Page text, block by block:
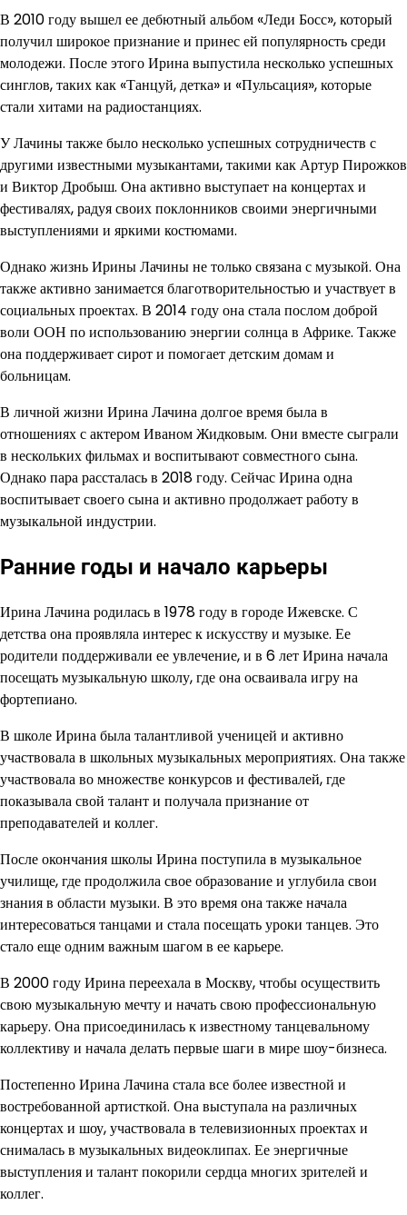
В 2010 году вышел ее дебютный альбом «Леди Босс», который
получил широкое признание и принес ей популярность среди
молодежи. После этого Ирина выпустила несколько успешных
синглов, таких как «Танцуй, детка» и «Пульсация», которые
стали хитами на радиостанциях.
У Лачины также было несколько успешных сотрудничеств с
другими известными музыкантами, такими как Артур Пирожков
и Виктор Дробыш. Она активно выступает на концертах и
фестивалях, радуя своих поклонников своими энергичными
выступлениями и яркими костюмами.
Однако жизнь Ирины Лачины не только связана с музыкой. Она
также активно занимается благотворительностью и участвует в
социальных проектах. В 2014 году она стала послом доброй
воли ООН по использованию энергии солнца в Африке. Также
она поддерживает сирот и помогает детским домам и
больницам.
В личной жизни Ирина Лачина долгое время была в
отношениях с актером Иваном Жидковым. Они вместе сыграли
в нескольких фильмах и воспитывают совместного сына.
Однако пара рассталась в 2018 году. Сейчас Ирина одна
воспитывает своего сына и активно продолжает работу в
музыкальной индустрии.
Ранние годы и начало карьеры
Ирина Лачина родилась в 1978 году в городе Ижевске. С
детства она проявляла интерес к искусству и музыке. Ее
родители поддерживали ее увлечение, и в 6 лет Ирина начала
посещать музыкальную школу, где она осваивала игру на
фортепиано.
В школе Ирина была талантливой ученицей и активно
участвовала в школьных музыкальных мероприятиях. Она также
участвовала во множестве конкурсов и фестивалей, где
показывала свой талант и получала признание от
преподавателей и коллег.
После окончания школы Ирина поступила в музыкальное
училище, где продолжила свое образование и углубила свои
знания в области музыки. В это время она также начала
интересоваться танцами и стала посещать уроки танцев. Это
стало еще одним важным шагом в ее карьере.
В 2000 году Ирина переехала в Москву, чтобы осуществить
свою музыкальную мечту и начать свою профессиональную
карьеру. Она присоединилась к известному танцевальному
коллективу и начала делать первые шаги в мире шоу-бизнеса.
Постепенно Ирина Лачина стала все более известной и
востребованной артисткой. Она выступала на различных
концертах и шоу, участвовала в телевизионных проектах и
снималась в музыкальных видеоклипах. Ее энергичные
выступления и талант покорили сердца многих зрителей и
коллег.